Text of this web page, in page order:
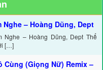
– Hoàng Dũng, Dept
Nghe – Hoàng Dũng, Dept Thể
[…]
(Giọng Nữ) Remix –